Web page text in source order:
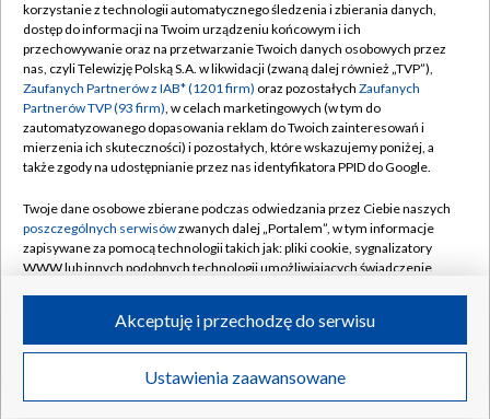
TVP
Abonament TVP
Emisja w TVP
Centrum informacji TVP
Naziemna Telewizja Cyfrowa
Rada Programowa
System NOS
Informacje o nadawcy
Program dla prasy
Ogłoszenie przetargowe
Regulamin TVP
Polityka prywatności
Moje zgody
Pomoc
Kontakt
Kanały
©2026 Telewizja Polska S.A. w likwidacji
korzystanie z technologii automatycznego śledzenia i zbierania danych,
dostęp do informacji na Twoim urządzeniu końcowym i ich
przechowywanie oraz na przetwarzanie Twoich danych osobowych przez
nas, czyli Telewizję Polską S.A. w likwidacji (zwaną dalej również „TVP”),
Zaufanych Partnerów z IAB* (1201 firm) oraz pozostałych Zaufanych
Partnerów TVP (93 firm), w celach marketingowych (w tym do
zautomatyzowanego dopasowania reklam do Twoich zainteresowań i
mierzenia ich skuteczności) i pozostałych, które wskazujemy poniżej, a
także zgody na udostępnianie przez nas identyfikatora PPID do Google.
Twoje dane osobowe zbierane podczas odwiedzania przez Ciebie naszych
poszczególnych serwisówzwanych dalej „Portalem”, w tym informacje
zapisywane za pomocą technologii takich jak: pliki cookie, sygnalizatory
WWW lub innych podobnych technologii umożliwiających świadczenie
ruchu w Internecie.
Twoje dane osobowe zbierane podczas odwiedzania przez Ciebie
poszczególnych serwisówna Portalu, takie jak adresy IP, identyfikatory
Ustawienia zaawansowane
Akceptuję i przechodzę do serwisu